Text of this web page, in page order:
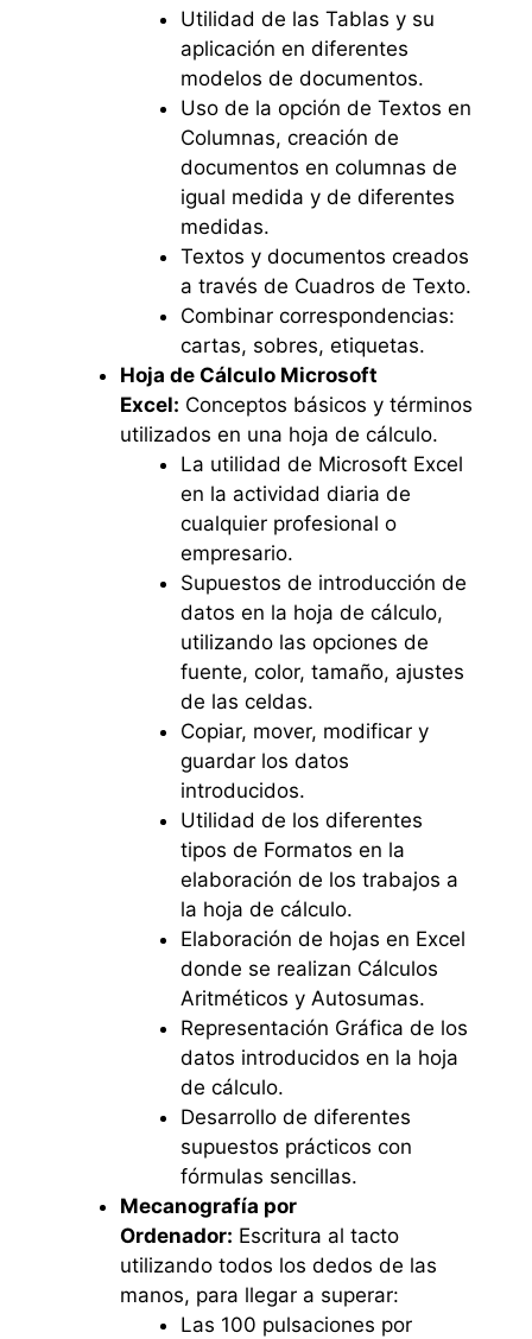
Utilidad de las Tablas y su
aplicación en diferentes
modelos de documentos.
Uso de la opción de Textos en
Columnas, creación de
documentos en columnas de
igual medida y de diferentes
medidas.
Textos y documentos creados
a través de Cuadros de Texto.
Combinar correspondencias:
cartas, sobres, etiquetas.
Hoja de Cálculo Microsoft
Excel: Conceptos básicos y términos
utilizados en una hoja de cálculo.
La utilidad de Microsoft Excel
en la actividad diaria de
cualquier profesional o
empresario.
Supuestos de introducción de
datos en la hoja de cálculo,
utilizando las opciones de
fuente, color, tamaño, ajustes
de las celdas.
Copiar, mover, modificar y
guardar los datos
introducidos.
Utilidad de los diferentes
tipos de Formatos en la
elaboración de los trabajos a
la hoja de cálculo.
Elaboración de hojas en Excel
donde se realizan Cálculos
Aritméticos y Autosumas.
Representación Gráfica de los
datos introducidos en la hoja
de cálculo.
Desarrollo de diferentes
supuestos prácticos con
fórmulas sencillas.
Mecanografía por
Ordenador: Escritura al tacto
utilizando todos los dedos de las
manos, para llegar a superar:
Las 100 pulsaciones por